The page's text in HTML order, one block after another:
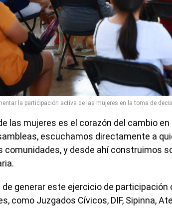
la participación activa de las mujeres en la toma de
las mujeres es el corazón del cambio
escuchamos directamente a
comunidades, y desde ahí construimos
generar este ejercicio de participación
como Juzgados Cívicos, DIF, Sipinna,